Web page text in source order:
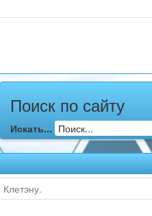
Поиск по сайту
Искать...